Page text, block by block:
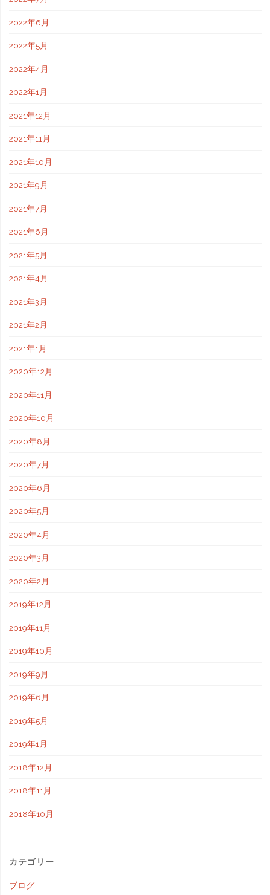
2022年6月
2022年5月
2022年4月
2022年1月
2021年12月
2021年11月
2021年10月
2021年9月
2021年7月
2021年6月
2021年5月
2021年4月
2021年3月
2021年2月
2021年1月
2020年12月
2020年11月
2020年10月
2020年8月
2020年7月
2020年6月
2020年5月
2020年4月
2020年3月
2020年2月
2019年12月
2019年11月
2019年10月
2019年9月
2019年6月
2019年5月
2019年1月
2018年12月
2018年11月
2018年10月
カテゴリー
ブログ